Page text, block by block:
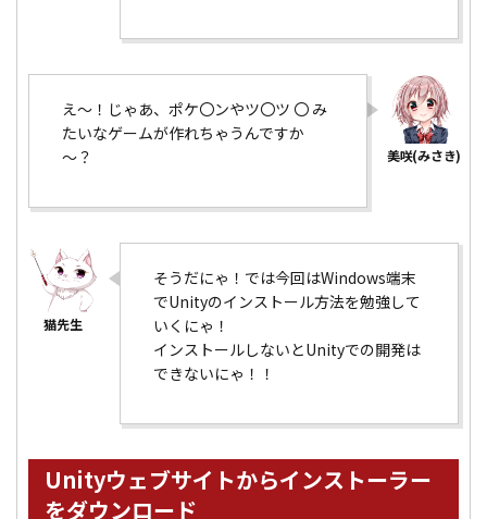
え～！じゃあ、ポケ〇ンやツ〇ツ 〇 み
たいなゲームが作れちゃうんですか
～？
そうだにゃ！では今回はWindows端末
でUnityのインストール方法を勉強して
いくにゃ！
インストールしないとUnityでの開発は
できないにゃ！！
Unityウェブサイトからインストーラー
をダウンロード